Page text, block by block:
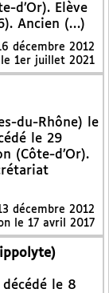
d’Or). Elève
Ancien (…)
décembre 2012
1er juillet 2021
du-Rhône) le
le 29
(Côte-d’Or).
décembre 2012
le 17 avril 2017
le 8